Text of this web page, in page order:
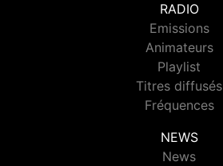
RADIO
Emissions
Animateurs
Playlist
Titres diffusés
Fréquences
NEWS
News